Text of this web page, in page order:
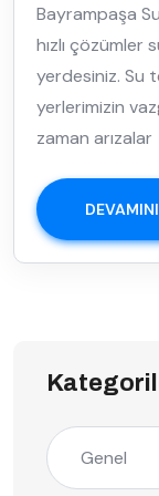
Bayrampaşa
hızlı çözümler
yerdesiniz. Su
yerlerimizin
zaman arızalar
Genel